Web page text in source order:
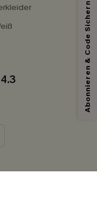
4.3 Abonnieren & Code Sichern